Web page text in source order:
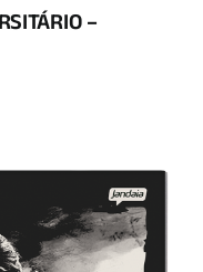
–